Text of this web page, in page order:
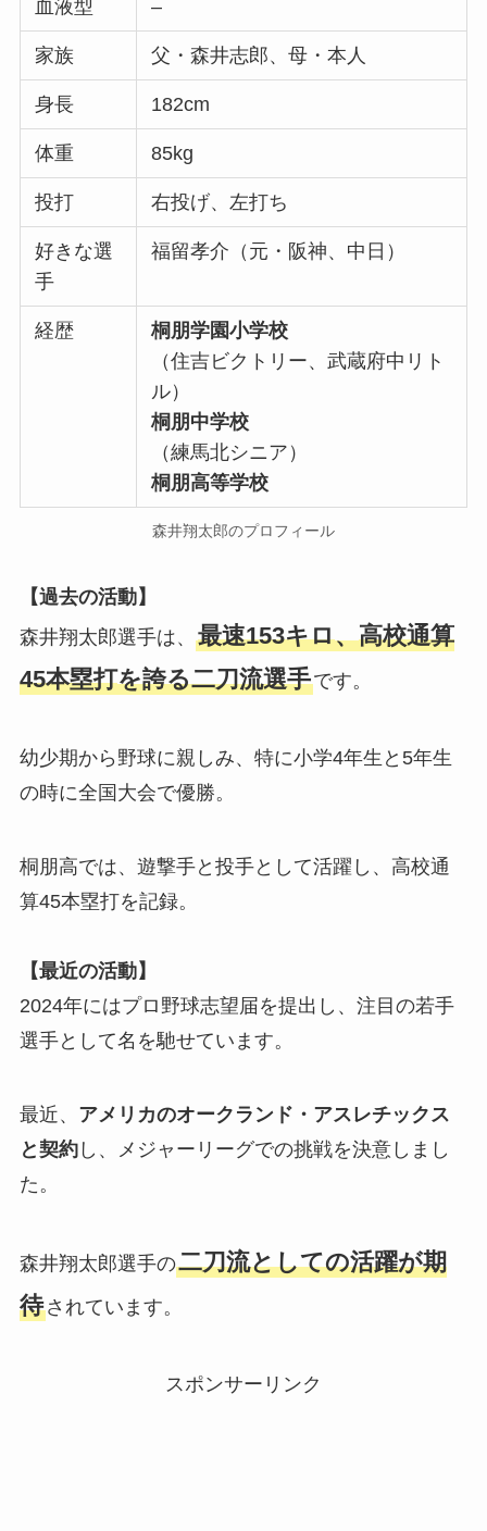
血液型 –
家族 父・森井志郎、母・本人
身長 182cm
体重 85kg
投打 右投げ、左打ち
好きな選
手
福留孝介（元・阪神、中日）
経歴
桐朋学園小学校
（住吉ビクトリー、武蔵府中リト
ル）
桐朋中学校
（練馬北シニア）
桐朋高等学校
森井翔太郎のプロフィール
【過去の活動】
森井翔太郎選手は、 最速153キロ、高校通算
45本塁打を誇る二刀流選手です。
幼少期から野球に親しみ、特に小学4年生と5年生
の時に全国大会で優勝。
桐朋高では、遊撃手と投手として活躍し、高校通
算45本塁打を記録。
【最近の活動】
2024年にはプロ野球志望届を提出し、注目の若手
選手として名を馳せています。
最近、 アメリカのオークランド・アスレチックス
と契約し、メジャーリーグでの挑戦を決意しまし
た。
森井翔太郎選手の二刀流としての活躍が期
待されています。
スポンサーリンク